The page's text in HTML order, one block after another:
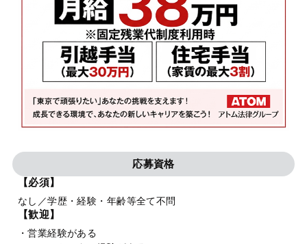
応募資格
【必須】
なし／学歴・経験・年齢等全て不問
【歓迎】
・営業経験がある